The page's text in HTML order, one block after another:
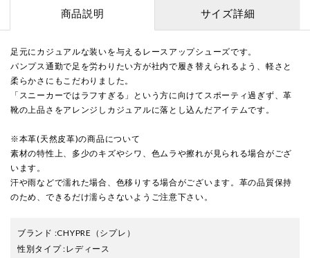
商品説明 サイズ詳細
足元にカジュアルな装いを与えるレースアップシューズです。
パンプス通勤で足を労わりたい方が社内で履き替えられるよう、軽さと
柔らかさにもこだわりました。
「スニーカーではラフすぎる」という方に向けてスポーティ過ぎず、革
靴の上品さをアレンジしカジュアルに落とし込んだアイテムです。
※本革(天然皮革)の商品について
素材の特性上、多少のキズやシワ、色ムラや擦れが見られる場合がござ
います。
汗や雨などで濡れた場合、色移りする場合がございます。革の品質保持
のため、できるだけ濡らさないようご注意下さい。
ブランド :CHYPRE （シプレ）
性別タイプ:レディース